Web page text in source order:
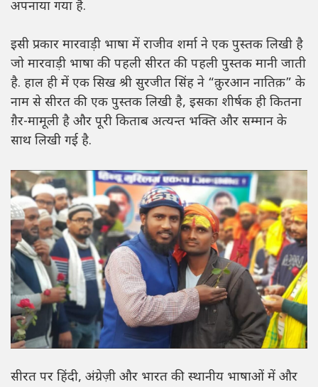
अपनाया गया है.
इसी प्रकार मारवाड़ी भाषा में राजीव शर्मा ने एक पुस्तक लिखी है
जो मारवाड़ी भाषा की पहली सीरत की पहली पुस्तक मानी जाती
है. हाल ही में एक सिख श्री सुरजीत सिंह ने “क़ुरआन नातिक़” के
नाम से सीरत की एक पुस्तक लिखी है, इसका शीर्षक ही कितना
ग़ैर-मामूली है और पूरी किताब अत्यन्त भक्ति और सम्मान के
साथ लिखी गई है.
सीरत पर हिंदी, अंग्रेज़ी और भारत की स्थानीय भाषाओं में और